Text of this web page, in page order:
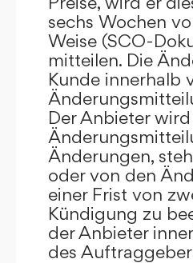
sechs Wochen
Weise (SCO-
mitteilen. Die
Kunde innerhalb
Der Anbieter
Änderungen,
oder von den
einer Frist von
Kündigung zu
der Anbieter
des